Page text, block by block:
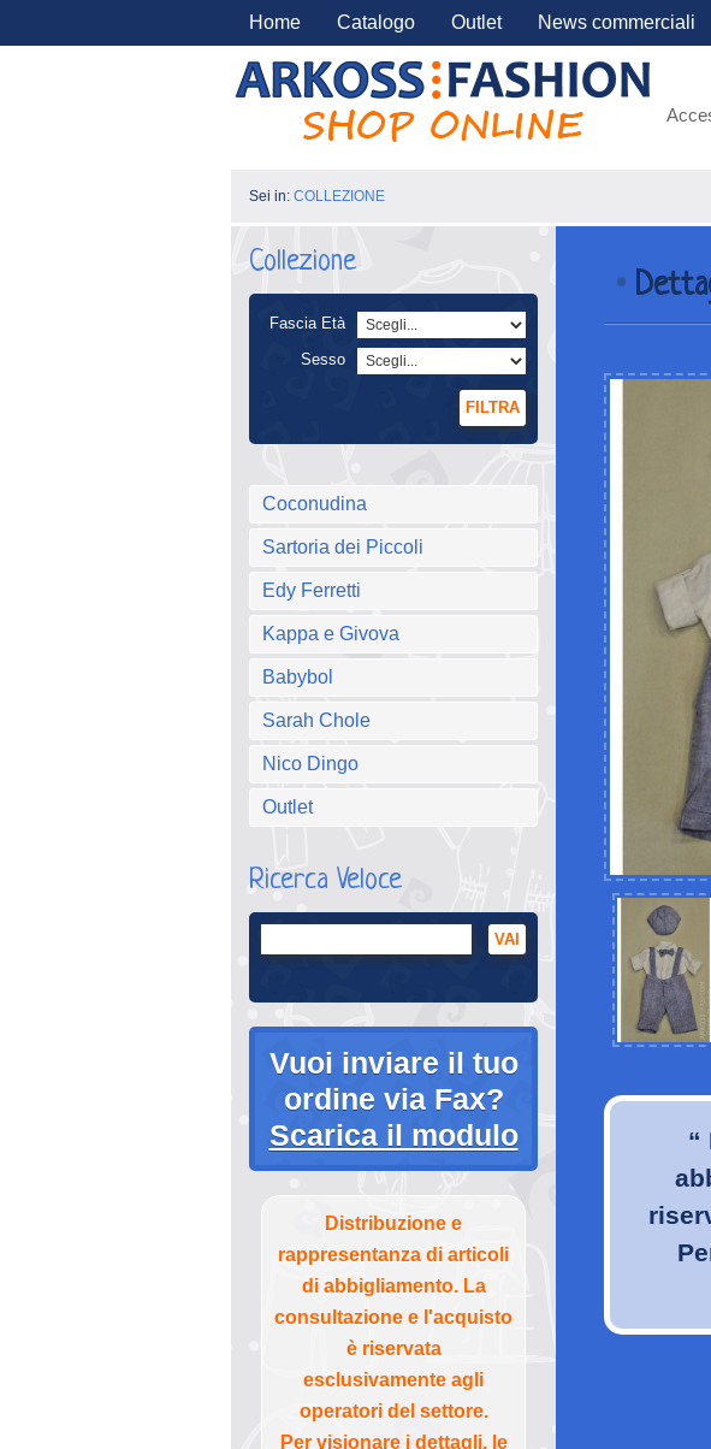
Home Catalogo Outlet News commerciali
Sei in: COLLEZIONE
Collezione
Fascia Età
Sesso
FILTRA
Coconudina
Sartoria dei Piccoli
Edy Ferretti
Kappa e Givova
Babybol
Sarah Chole
Nico Dingo
Outlet
Ricerca Veloce
Vuoi inviare il tuo
ordine via Fax?
Scarica il modulo
Distribuzione e
rappresentanza di articoli
di abbigliamento. La
consultazione e l'acquisto
è riservata
esclusivamente agli
operatori del settore.
Per visionare i dettagli, le
•
“